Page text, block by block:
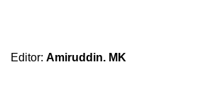
Editor: Amiruddin. MK